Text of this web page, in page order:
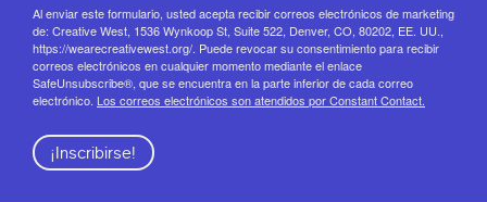
Al enviar este formulario, usted acepta recibir correos electrónicos de marketing
de: Creative West, 1536 Wynkoop St, Suite 522, Denver, CO, 80202, EE. UU.,
https://wearecreativewest.org/. Puede revocar su consentimiento para recibir
correos electrónicos en cualquier momento mediante el enlace
SafeUnsubscribe®, que se encuentra en la parte inferior de cada correo
electrónico. Los correos electrónicos son atendidos por Constant Contact.
¡Inscribirse!